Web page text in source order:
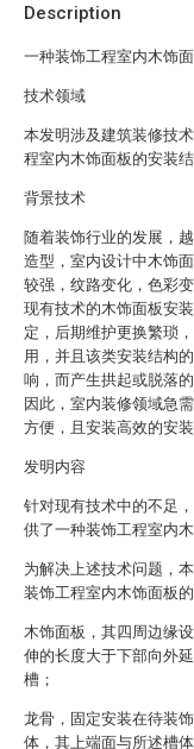
Description
一种装饰工程室内木饰
技术领域
本发明涉及建筑装修技
程室内木饰面板的安装结
背景技术
随着装饰行业的发展，
造型，室内设计中木饰
较强，纹路变化，色彩
现有技术的木饰面板安
定，后期维护更换繁琐
用，并且该类安装结构
响，而产生拱起或脱落
因此，室内装修领域急
方便，且安装高效的安装
发明内容
针对现有技术中的不足
供了一种装饰工程室内
为解决上述技术问题，
装饰工程室内木饰面板
木饰面板，其四周边缘
伸的长度大于下部向外
槽；
龙骨，固定安装在待装
体，其上端面与所述槽